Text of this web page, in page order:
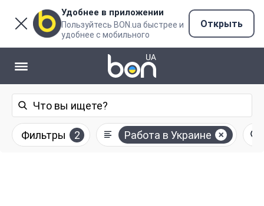
Удобнее в приложении
Пользуйтесь BON.ua быстрее и
удобнее с мобильного
Открыть
Фильтры 2 Работа в Украине